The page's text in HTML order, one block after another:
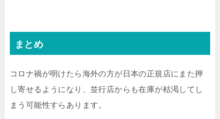
まとめ
コロナ禍が明けたら海外の方が日本の正規店にまた押
し寄せるようになり、並行店からも在庫が枯渇してし
まう可能性すらあります。